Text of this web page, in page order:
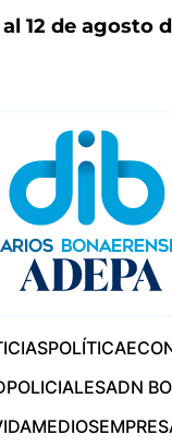
12 de agosto
POLÍTICA
POLICIALESADN
MEDIOS